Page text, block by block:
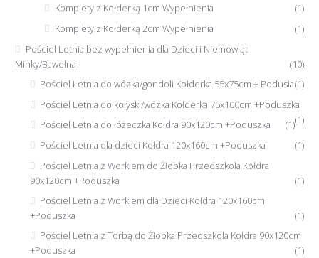
Komplety z Kołderką 1cm Wypełnienia
(1)
Komplety z Kołderką 2cm Wypełnienia
(1)
Pościel Letnia bez wypełnienia dla Dzieci i Niemowląt
Minky/Bawełna
(10)
Pościel Letnia do wózka/gondoli Kołderka 55x75cm + Podusia(1)
Pościel Letnia do kołyski/wózka Kołderka 75x100cm +Poduszka
(1)
Pościel Letnia do łóżeczka Kołdra 90x120cm +Poduszka
(1)
Pościel Letnia dla dzieci Kołdra 120x160cm +Poduszka
(1)
Pościel Letnia z Workiem do Żłobka Przedszkola Kołdra
90x120cm +Poduszka
(1)
Pościel Letnia z Workiem dla Dzieci Kołdra 120x160cm
+Poduszka
(1)
Pościel Letnia z Torbą do Żłobka Przedszkola Kołdra 90x120cm
+Poduszka
(1)